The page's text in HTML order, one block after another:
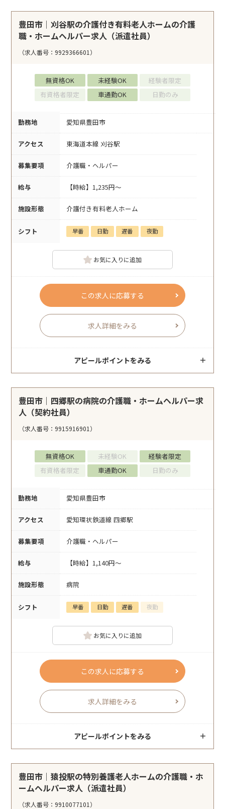
豊田市｜刈谷駅の介護付き有料老人ホームの介護
職・ホームヘルパー求人（派遣社員）
（求人番号：9929366601）
無資格OK 未経験OK
経験者限定
有資格者限定
車通勤OK 日勤のみ
勤務地 愛知県豊田市
アクセス 東海道本線 刈谷駅
募集要項 介護職・ヘルパー
給与 【時給】1,235円～
施設形態 介護付き有料老人ホーム
シフト 早番 日勤 遅番 夜勤
お気に入りに追加
この求人に応募する
求人詳細をみる
アピールポイントをみる
豊田市｜四郷駅の病院の介護職・ホームヘルパー求
人（契約社員）
（求人番号：9915916901）
無資格OK 未経験OK
経験者限定
有資格者限定
車通勤OK 日勤のみ
勤務地 愛知県豊田市
アクセス 愛知環状鉄道線 四郷駅
募集要項 介護職・ヘルパー
給与 【時給】1,140円～
施設形態 病院
シフト 早番 日勤 遅番 夜勤
お気に入りに追加
この求人に応募する
求人詳細をみる
アピールポイントをみる
豊田市｜猿投駅の特別養護老人ホームの介護職・ホ
ームヘルパー求人（派遣社員）
（求人番号：9910077101）